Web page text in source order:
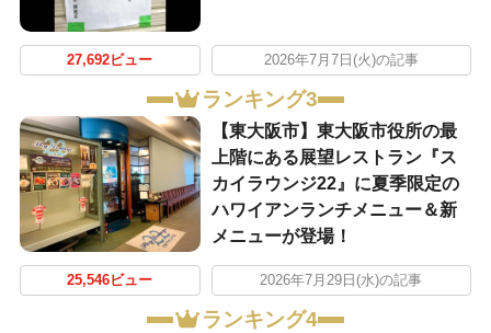
27,692ビュー 2026年7月7日(火)の記事
ランキング3
【東大阪市】東大阪市役所の最
上階にある展望レストラン『ス
カイラウンジ22』に夏季限定の
ハワイアンランチメニュー＆新
メニューが登場！
25,546ビュー 2026年7月29日(水)の記事
ランキング4